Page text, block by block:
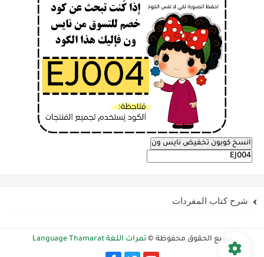
انسخ كوبون تخفيض نايس ون
شرح كتاب المفردات
جميع الحقوق محفوظة © ثمرات اللغة Language Thamarat